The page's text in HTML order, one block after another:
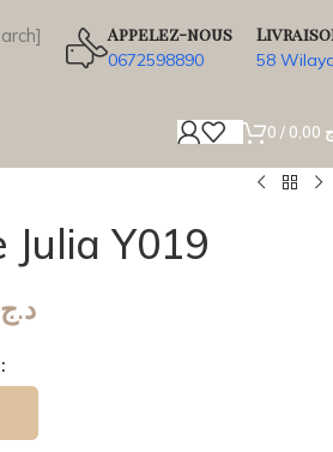
Appelez-nous
0672598890 58
0 /
Julia Y019
د.ج